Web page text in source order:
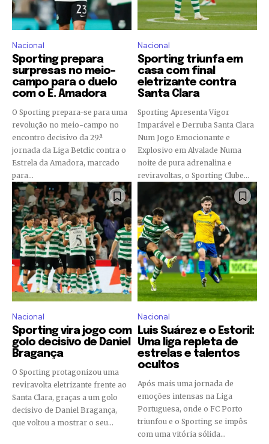
Nacional
Sporting prepara
surpresas no meio-
campo para o duelo
com o E. Amadora
O Sporting prepara-se para uma
revolução no meio-campo no
encontro decisivo da 29.ª
jornada da Liga Betclic contra o
Estrela da Amadora, marcado
para...
Nacional
Sporting triunfa em
casa com final
eletrizante contra
Santa Clara
Sporting Apresenta Vigor
Imparável e Derruba Santa Clara
Num Jogo Emocionante e
Explosivo em Alvalade Numa
noite de pura adrenalina e
reviravoltas, o Sporting Clube...
Nacional
Sporting vira jogo com
golo decisivo de Daniel
Bragança
O Sporting protagonizou uma
reviravolta eletrizante frente ao
Santa Clara, graças a um golo
decisivo de Daniel Bragança,
que voltou a mostrar o seu...
Nacional
Luis Suárez e o Estoril:
Uma liga repleta de
estrelas e talentos
ocultos
Após mais uma jornada de
emoções intensas na Liga
Portuguesa, onde o FC Porto
triunfou e o Sporting se impôs
com uma vitória sólida...